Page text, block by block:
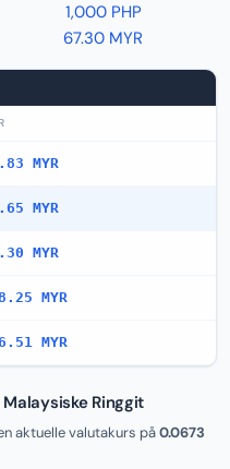
1,000 PHP
67.30 MYR
MYR
MYR
MYR
MYR
MYR
Ringgit
aktuelle valutakurs på0.0673